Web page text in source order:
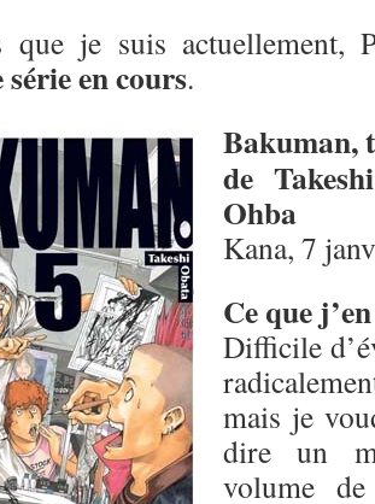
que je suis
en cours.
Bakuman,
de
Ohba
Kana, 7
Ce que
Difficile
mais je
dire un
volume